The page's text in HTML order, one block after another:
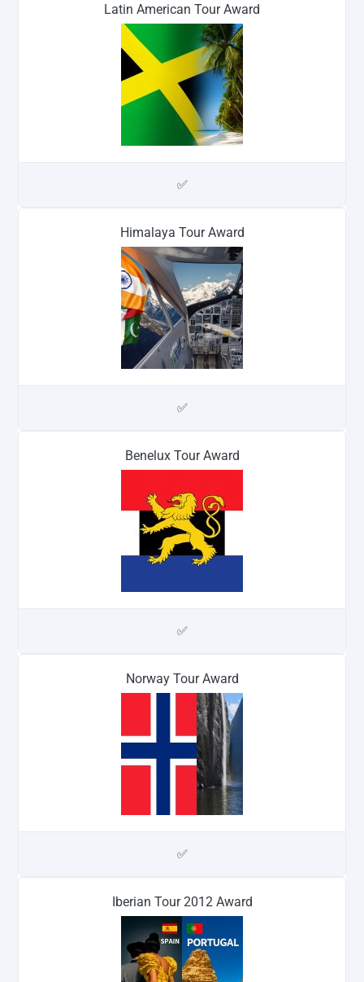
Latin American Tour Award
✅
Himalaya Tour Award
✅
Benelux Tour Award
✅
Norway Tour Award
✅
Iberian Tour 2012 Award